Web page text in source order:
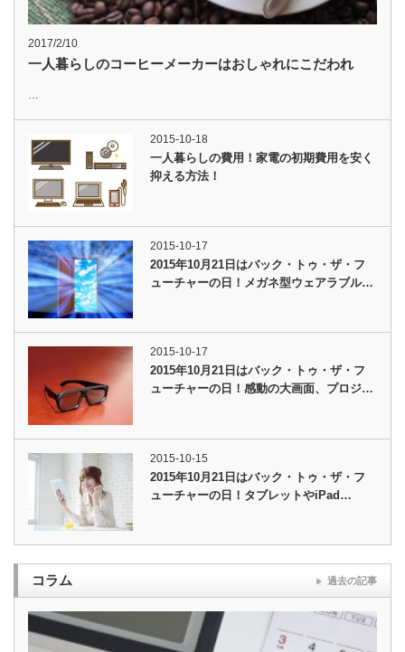
2017/2/10
一人暮らしのコーヒーメーカーはおしゃれにこだわれ
…
2015-10-18
一人暮らしの費用！家電の初期費用を安く
抑える方法！
2015-10-17
2015年10月21日はバック・トゥ・ザ・フ
ューチャーの日！メガネ型ウェアラブル…
2015-10-17
2015年10月21日はバック・トゥ・ザ・フ
ューチャーの日！感動の大画面、プロジ…
2015-10-15
2015年10月21日はバック・トゥ・ザ・フ
ューチャーの日！タブレットやiPad…
コラム 過去の記事